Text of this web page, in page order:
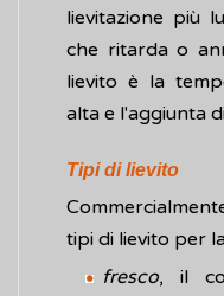
lievitazione più
che ritarda o
lievito è la
alta e l'aggiunta
Tipi di lievito
tipi di lievito per
fresco, il